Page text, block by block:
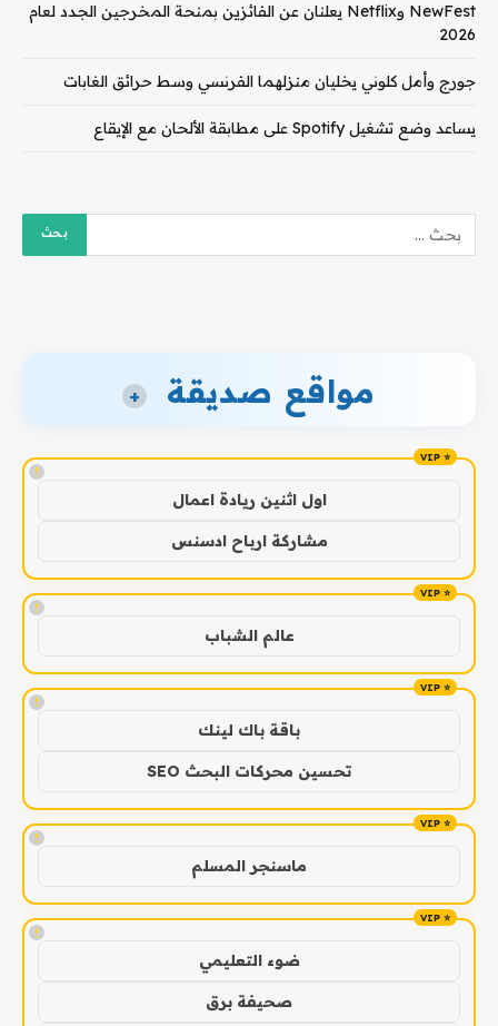
NewFest وNetflix يعلنان عن الفائزين بمنحة المخرجين الجدد لعام
2026
جورج وأمل كلوني يخليان منزلهما الفرنسي وسط حرائق الغابات
يساعد وضع تشغيل Spotify على مطابقة الألحان مع الإيقاع
مواقع صديقة +
!
اول اثنين ريادة اعمال
مشاركة ارباح ادسنس
!
عالم الشباب
!
باقة باك لينك
تحسين محركات البحث SEO
!
ماسنجر المسلم
!
ضوء التعليمي
صحيفة برق